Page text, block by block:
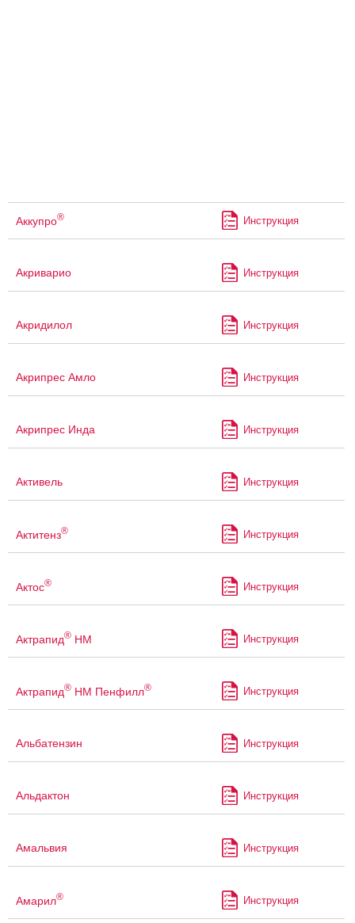
Аккупро® Инструкция
Акриварио Инструкция
Акридилол Инструкция
Акрипрес Амло Инструкция
Акрипрес Инда Инструкция
Активель Инструкция
Актитенз® Инструкция
Актос® Инструкция
Актрапид® НМ Инструкция
Актрапид® НМ Пенфилл® Инструкция
Альбатензин Инструкция
Альдактон Инструкция
Амальвия Инструкция
Амарил® Инструкция